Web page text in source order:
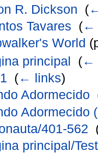
R. Dickson (
Tavares (←
World
principal
(←
(← links)
Adormecido
Adormecido
401-562
principal/